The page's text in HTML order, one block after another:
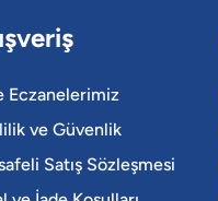
Eczanelerimiz
ve Güvenlik
Satış Sözleşmesi